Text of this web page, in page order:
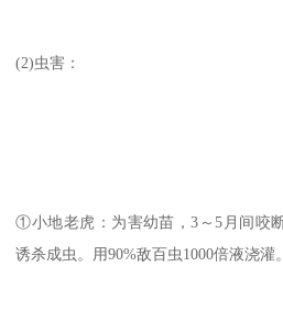
(2)虫害：
①小地老虎：为害幼苗，3～5月间咬
诱杀成虫。用90%敌百虫1000倍液浇灌。